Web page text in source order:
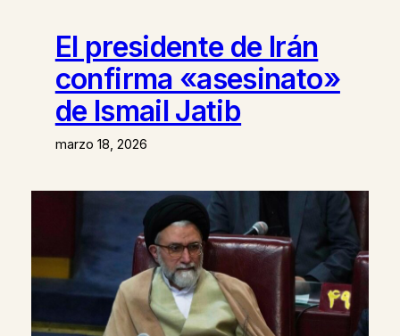
El presidente de Irán
confirma «asesinato»
de Ismail Jatib
marzo 18, 2026